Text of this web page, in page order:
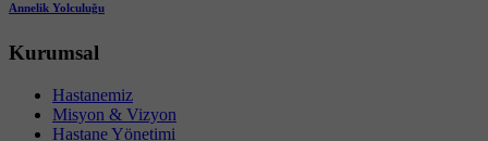
Annelik Yolculuğu
Kurumsal
Hastanemiz
Misyon & Vizyon
Hastane Yönetimi